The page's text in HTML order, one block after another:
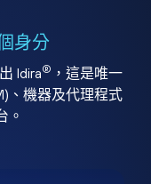
身分
Idira® ，這是唯一
、機器及代理程式
。